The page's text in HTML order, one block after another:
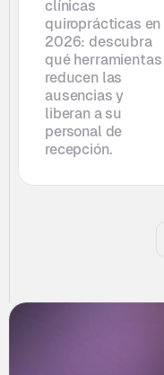
clínicas
quiroprácticas en
2026: descubra
qué herramientas
reducen las
ausencias y
liberan a su
personal de
recepción.